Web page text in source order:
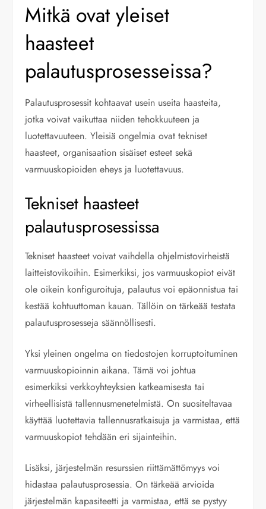
Mitkä ovat yleiset
haasteet
palautusprosesseissa?
Palautusprosessit kohtaavat usein useita haasteita,
jotka voivat vaikuttaa niiden tehokkuuteen ja
luotettavuuteen. Yleisiä ongelmia ovat tekniset
haasteet, organisaation sisäiset esteet sekä
varmuuskopioiden eheys ja luotettavuus.
Tekniset haasteet
palautusprosessissa
Tekniset haasteet voivat vaihdella ohjelmistovirheistä
laitteistovikoihin. Esimerkiksi, jos varmuuskopiot eivät
ole oikein konfiguroituja, palautus voi epäonnistua tai
kestää kohtuuttoman kauan. Tällöin on tärkeää testata
palautusprosesseja säännöllisesti.
Yksi yleinen ongelma on tiedostojen korruptoituminen
varmuuskopioinnin aikana. Tämä voi johtua
esimerkiksi verkkoyhteyksien katkeamisesta tai
virheellisistä tallennusmenetelmistä. On suositeltavaa
käyttää luotettavia tallennusratkaisuja ja varmistaa, että
varmuuskopiot tehdään eri sijainteihin.
Lisäksi, järjestelmän resurssien riittämättömyys voi
hidastaa palautusprosessia. On tärkeää arvioida
järjestelmän kapasiteetti ja varmistaa, että se pystyy